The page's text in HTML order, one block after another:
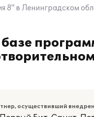
8" в Ленинградском
осуществивший